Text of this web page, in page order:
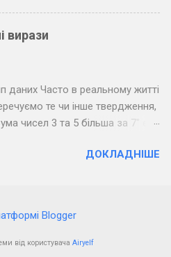
вирази
даних Часто в реальному житті
те чи інше твердження,
чисел 3 та 5 більша за 7" є
з точки зору логіки подібні
обчислення виразу може
такий вираз називається
були описані три типи даних:
ДОКЛАДНІШЕ
Blogger
від користувача Airyelf